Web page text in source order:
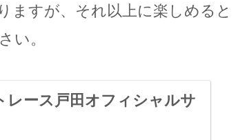
ますが、それ以上に楽しめると
い。
レース戸田オフィシャルサ